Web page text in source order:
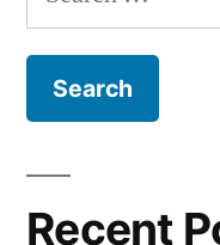
for:
Recent